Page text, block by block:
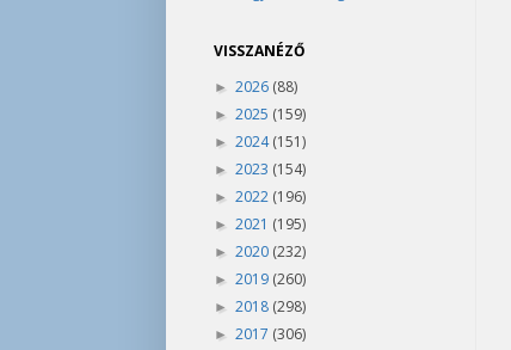
VISSZANÉZŐ
► 2026 (88)
► 2025 (159)
► 2024(151)
► 2023 (154)
► 2022 (196)
► 2021 (195)
► 2020 (232)
► 2019 (260)
► 2018 (298)
► 2017 (306)